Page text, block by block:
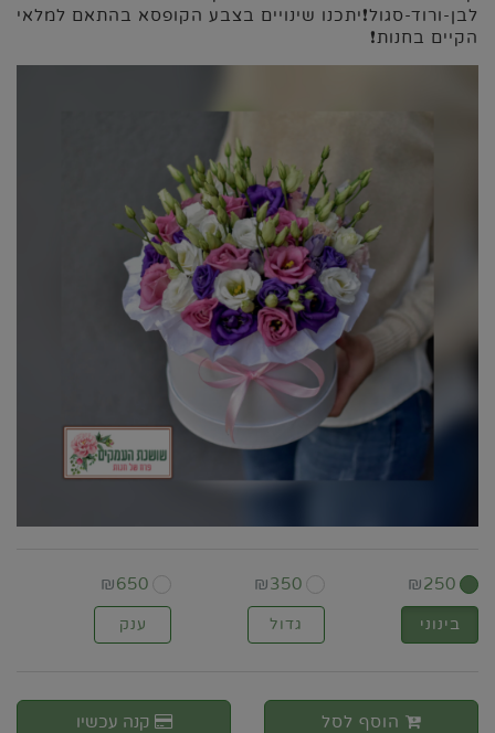
לבן-ורוד-סגול❗️יתכנו שינויים בצבע הקופסא בהתאם למלאי
הקיים בחנות❗️
₪250
₪350
₪650
בינוני גדול ענק
הוסף לסל קנה עכשיו